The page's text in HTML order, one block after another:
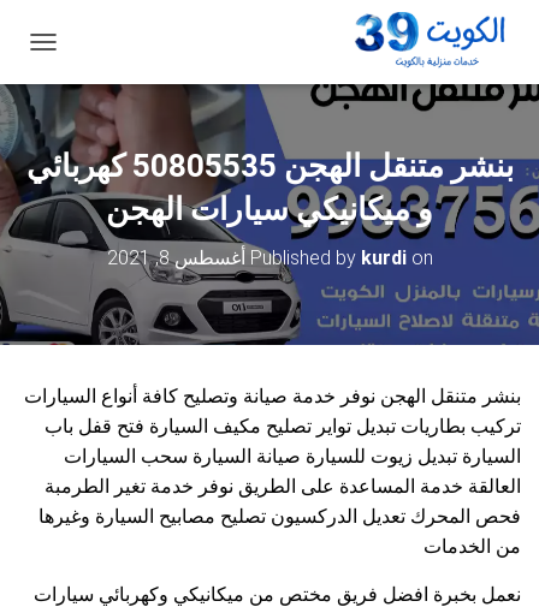
ب
ي
ل
ا
ل
ت
ن
بنشر متنقل الهجن 50805535‬ كهربائي
و ميكانيكي سيارات الهجن
Published by kurdion أغسطس 8, 2021
بنشر متنقل الهجن نوفر خدمة صيانة وتصليح كافة أنواع السيارات
تركيب بطاريات تبديل تواير تصليح مكيف السيارة فتح قفل باب
السيارة تبديل زيوت للسيارة صيانة السيارة سحب السيارات
العالقة خدمة المساعدة على الطريق نوفر خدمة تغير الطرمبة
فحص المحرك تعديل الدركسيون تصليح مصابيح السيارة وغيرها
من الخدمات
نعمل بخبرة افضل فريق مختص من ميكانيكي وكهربائي سيارات